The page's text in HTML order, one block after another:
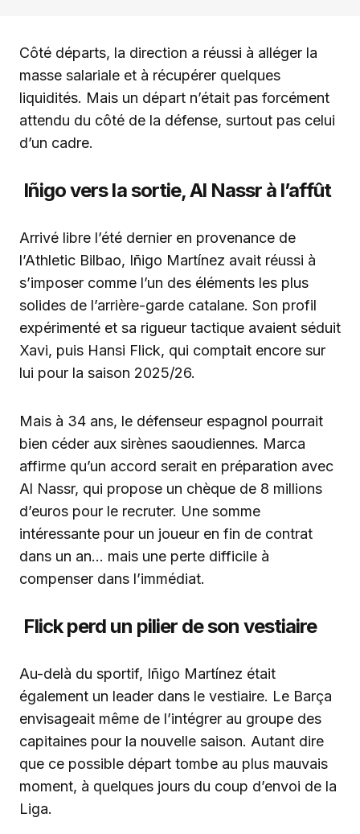
Côté départs, la direction a réussi à alléger la
masse salariale et à récupérer quelques
liquidités. Mais un départ n’était pas forcément
attendu du côté de la défense, surtout pas celui
d’un cadre.
Iñigo vers la sortie, Al Nassr à l’affût
Arrivé libre l’été dernier en provenance de
l’Athletic Bilbao, Iñigo Martínez avait réussi à
s’imposer comme l’un des éléments les plus
solides de l’arrière-garde catalane. Son profil
expérimenté et sa rigueur tactique avaient séduit
Xavi, puis Hansi Flick, qui comptait encore sur
lui pour la saison 2025/26.
Mais à 34 ans, le défenseur espagnol pourrait
bien céder aux sirènes saoudiennes. Marca
affirme qu’un accord serait en préparation avec
Al Nassr, qui propose un chèque de 8 millions
d’euros pour le recruter. Une somme
intéressante pour un joueur en fin de contrat
dans un an… mais une perte difficile à
compenser dans l’immédiat.
Flick perd un pilier de son vestiaire
Au-delà du sportif, Iñigo Martínez était
également un leader dans le vestiaire. Le Barça
envisageait même de l’intégrer au groupe des
capitaines pour la nouvelle saison. Autant dire
que ce possible départ tombe au plus mauvais
moment, à quelques jours du coup d’envoi de la
Liga.